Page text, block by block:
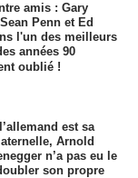
amis : Gary
Penn et Ed
l'un des meilleurs
années 90
oublié !
est sa
Arnold
n’a pas eu le
son propre